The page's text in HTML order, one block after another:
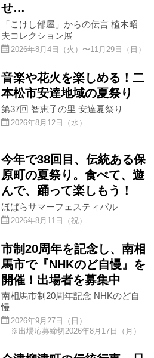
せ…
「こけし部屋」からの伝言 植木昭
夫コレクション展
2026年8月4日（火）〜11月29日（日）
音楽や花火を楽しめる！二
本松市安達地域の夏祭り
第37回 智恵子の里 安達夏祭り
2026年8月12日（水）
今年で38回目、伝統ある保
原町の夏祭り。食べて、遊
んで、踊って楽しもう！
ほばらサマーフェスティバル
2026年8月11日（祝）
市制20周年を記念し、南相
馬市で『NHKのど自慢』を
開催！出場者を募集中
南相馬市制20周年記念 NHKのど自
慢
2026年9月27日（日）
※出場応募締切2026年8月17日（月）